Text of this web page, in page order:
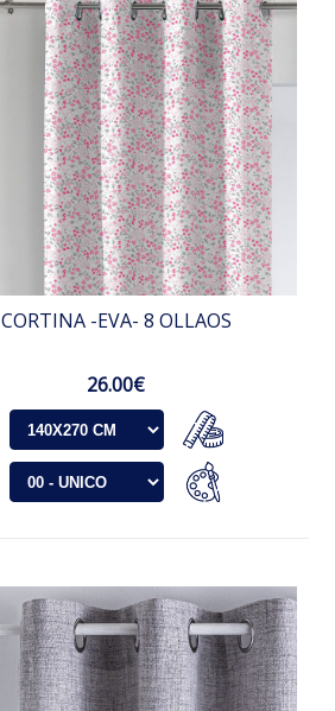
CORTINA -EVA- 8 OLLAOS
26.00€